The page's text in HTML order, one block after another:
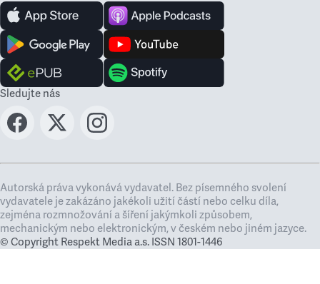
Sledujte nás
Autorská práva vykonává vydavatel. Bez písemného svolení
vydavatele je zakázáno jakékoli užití částí nebo celku díla,
zejména rozmnožování a šíření jakýmkoli způsobem,
mechanickým nebo elektronickým, v českém nebo jiném jazyce.
© Copyright Respekt Media a.s. ISSN 1801-1446